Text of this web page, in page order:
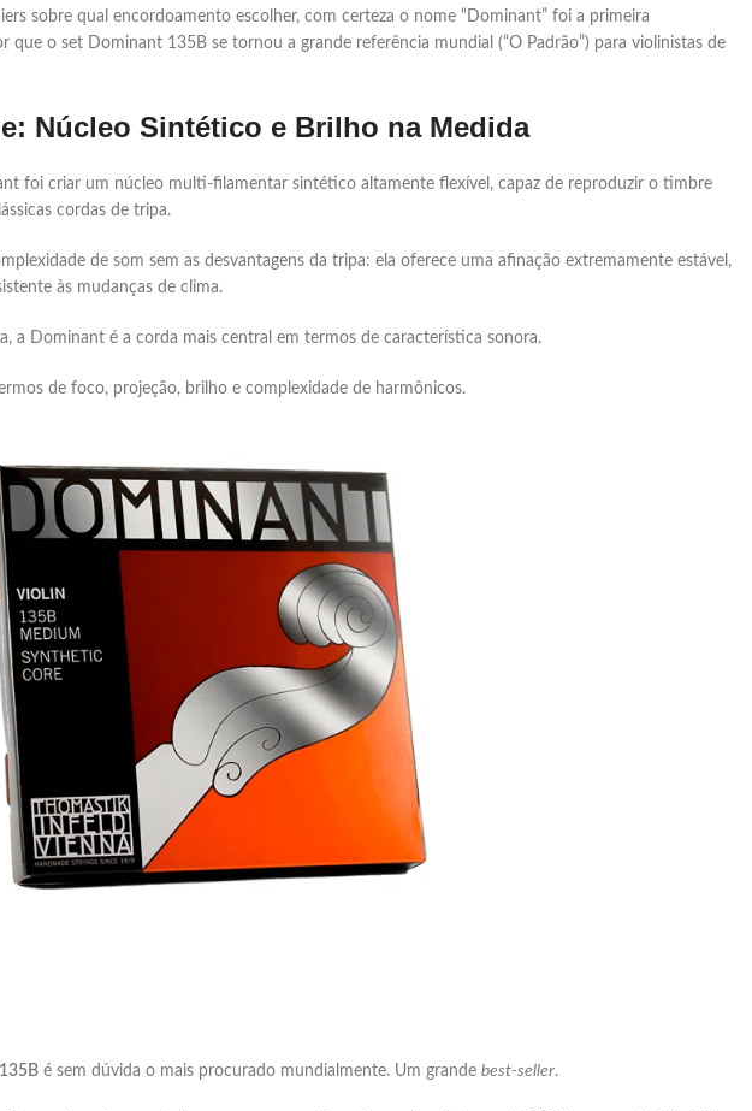
sobre qual encordoamento escolher, com certeza o nome “Dominant” foi a primeira
que o set Dominant 135B se tornou a grande referência mundial (“O Padrão”) para violinistas de
Núcleo Sintético e Brilho na Medida
foi criar um núcleo multi-filamentar sintético altamente flexível, capaz de reproduzir o timbre
cordas de tripa.
de som sem as desvantagens da tripa: ela oferece uma afinação extremamente estável,
às mudanças de clima.
a Dominant é a corda mais central em termos de característica sonora.
de foco, projeção, brilho e complexidade de harmônicos.
135B é sem dúvida o mais procurado mundialmente. Um grande best-seller.